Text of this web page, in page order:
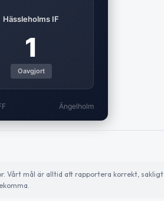
Hässleholms IF
1
Oavgjort
Ängelholm
Vårt mål är alltid att rapportera korrekt,